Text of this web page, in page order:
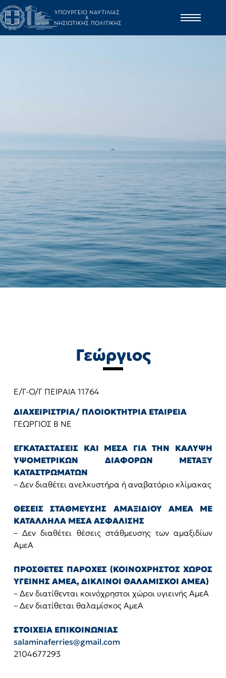
Γεώργιος
Ε/Γ-Ο/Γ ΠΕΙΡΑΙΑ 11764
ΔΙΑΧΕΙΡΙΣΤΡΙΑ/ ΠΛΟΙΟΚΤΗΤΡΙΑ ΕΤΑΙΡΕΙΑ
ΓΕΩΡΓΙΟΣ Β ΝΕ
ΕΓΚΑΤΑΣΤΑΣΕΙΣ ΚΑΙ ΜΕΣΑ ΓΙΑ ΤΗΝ ΚΑΛΥΨΗ
ΥΨΟΜΕΤΡΙΚΩΝ ΔΙΑΦΟΡΩΝ ΜΕΤΑΞΥ
ΚΑΤΑΣΤΡΩΜΑΤΩΝ
– Δεν διαθέτει ανελκυστήρα ή αναβατόριο κλίμακας
ΘΕΣΕΙΣ ΣΤΑΘΜΕΥΣΗΣ ΑΜΑΞΙΔΙΟΥ ΑΜΕΑ ΜΕ
ΚΑΤΑΛΛΗΛΑ ΜΕΣΑ ΑΣΦΑΛΙΣΗΣ
– Δεν διαθέτει θέσεις στάθμευσης των αμαξιδίων
ΑμεΑ
ΠΡΟΣΘΕΤΕΣ ΠΑΡΟΧΕΣ (ΚΟΙΝΟΧΡΗΣΤΟΣ ΧΩΡΟΣ
ΥΓΕΙΝΗΣ ΑΜΕΑ, ΔΙΚΛΙΝΟΙ ΘΑΛΑΜΙΣΚΟΙ ΑΜΕΑ)
– Δεν διατίθενται κοινόχρηστοι χώροι υγιεινής ΑμεΑ
– Δεν διατίθεται θαλαμίσκος ΑμεΑ
ΣΤΟΙΧΕΙΑ ΕΠΙΚΟΙΝΩΝΙΑΣ
salaminaferries@gmail.com
2104677293